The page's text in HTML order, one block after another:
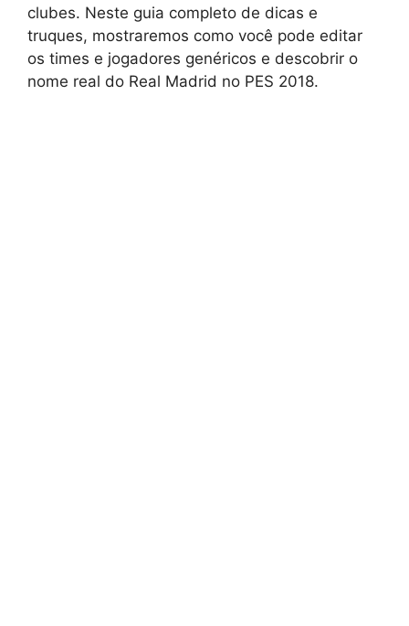
clubes. Neste guia completo de dicas e
truques, mostraremos como você pode editar
os times e jogadores genéricos e descobrir o
nome real do Real Madrid no PES 2018.